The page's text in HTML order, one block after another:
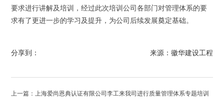
要求进行讲解及培训，经过此次培训公司各部门对管理体系的要
求有了更进一步的学习及提升，为公司后续发展奠定基础。
分享到： 来源：徽华建设工程
上一篇：上海爱尚恩典认证有限公司李工来我司进行质量管理体系专题培训